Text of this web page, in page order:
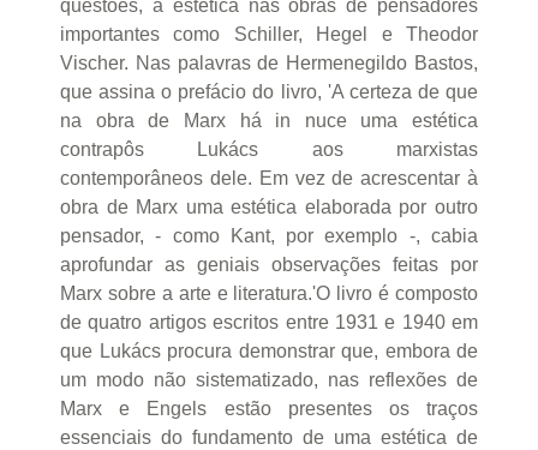
questões, a estética nas obras de pensadores
importantes como Schiller, Hegel e Theodor
Vischer. Nas palavras de Hermenegildo Bastos,
que assina o prefácio do livro, 'A certeza de que
na obra de Marx há in nuce uma estética
contrapôs Lukács aos marxistas
contemporâneos dele. Em vez de acrescentar à
obra de Marx uma estética elaborada por outro
pensador, - como Kant, por exemplo -, cabia
aprofundar as geniais observações feitas por
Marx sobre a arte e literatura.'O livro é composto
de quatro artigos escritos entre 1931 e 1940 em
que Lukács procura demonstrar que, embora de
um modo não sistematizado, nas reflexões de
Marx e Engels estão presentes os traços
essenciais do fundamento de uma estética de